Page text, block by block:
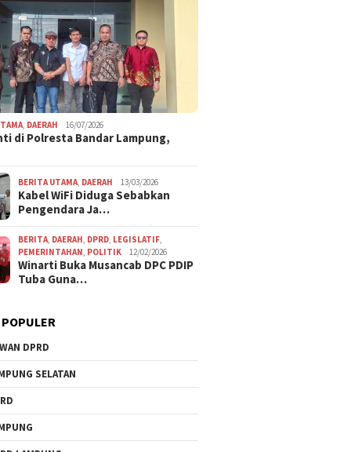
DAERAH 16/07/2026
di Polresta Bandar Lampung,
BERITA UTAMA DAERAH 13/03/2026
Kabel WiFi Diduga Sebabkan
Pengendara Ja…
BERITA DAERAH DPRD LEGISLATIF
PEMERINTAHAN POLITIK 12/02/2026
Winarti Buka Musancab DPC PDIP
Tuba Guna…
DPRD
SELATAN